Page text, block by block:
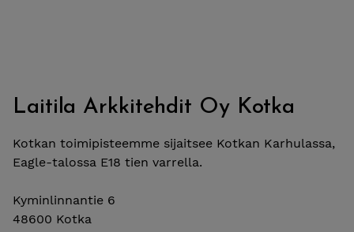
Laitila Arkkitehdit Oy Kotka
Kotkan toimipisteemme sijaitsee Kotkan Karhulassa,
Eagle-talossa E18 tien varrella.
Kyminlinnantie 6
48600 Kotka